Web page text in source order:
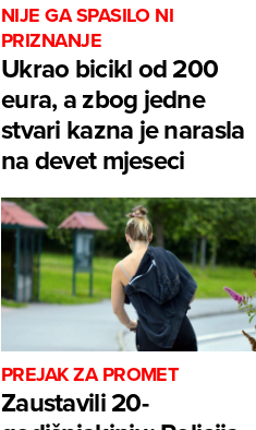
NIJE GA SPASILO NI
PRIZNANJE
Ukrao bicikl od 200
eura, a zbog jedne
stvari kazna je narasla
na devet mjeseci
PREJAK ZA PROMET
Zaustavili 20-